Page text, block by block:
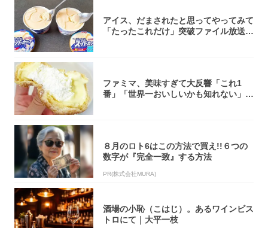
アイス、だまされたと思ってやってみて
「たったこれだけ」突破ファイル放送で
ファミマ、美味すぎて大反響「これ1
番」「世界一おいしいかも知れない」
８月のロト6はこの方法で買え!!６つの
数字が『完全一致』する方法
PR(株式会社MURA)
酒場の小恥（こはじ）。あるワインビス
トロにて｜大平一枝